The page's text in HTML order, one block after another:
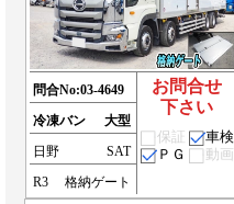
問合No:03-4649
冷凍バン
大型
日野
SAT
R3
格納ゲート
お問合せ
下さい
保証
車検
ＰＧ
動画